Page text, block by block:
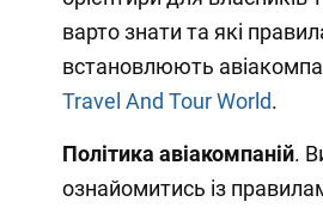
варто знати та які
встановлюють
Travel And Tour World.
Політика авіакомпаній.
ознайомитись із